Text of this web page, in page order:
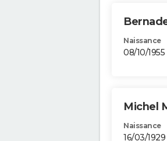
Naissance
08/10/1955
Michel
Naissance
16/03/1929